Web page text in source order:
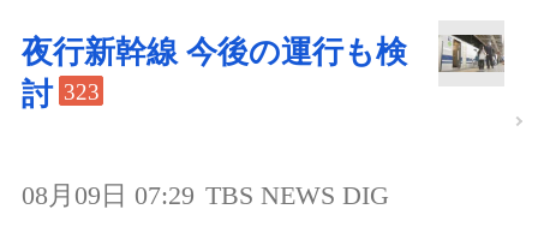
夜行新幹線 今後の運行も検
討 323
08月09日 07:29 TBS NEWS DIG